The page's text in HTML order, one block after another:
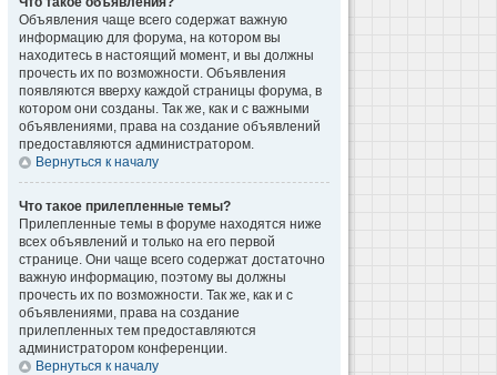
Объявления чаще всего содержат важную
информацию для форума, на котором вы
находитесь в настоящий момент, и вы должны
прочесть их по возможности. Объявления
появляются вверху каждой страницы форума, в
котором они созданы. Так же, как и с важными
объявлениями, права на создание объявлений
предоставляются администратором.
Вернуться к началу
Что такое прилепленные темы?
Прилепленные темы в форуме находятся ниже
всех объявлений и только на его первой
странице. Они чаще всего содержат достаточно
важную информацию, поэтому вы должны
прочесть их по возможности. Так же, как и с
объявлениями, права на создание
прилепленных тем предоставляются
администратором конференции.
Вернуться к началу